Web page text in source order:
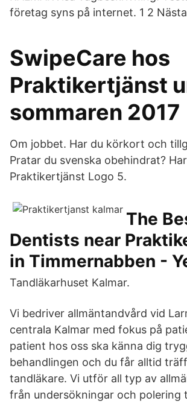
företag syns på internet. 1 2
SwipeCare hos
Praktikertjänst
sommaren 2017
Om jobbet. Har du körkort och
Pratar du svenska obehindrat?
Praktikertjänst Logo 5.
The
Dentists near
in Timmernabben -
Tandläkarhuset Kalmar.
Vi bedriver allmäntandvård vid
centrala Kalmar med fokus på
patient hos oss ska känna dig
behandlingen och du får alltid
tandläkare. Vi utför all typ av
från undersökningar och polering